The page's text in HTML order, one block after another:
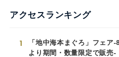
アクセスランキング
1
「地中海本まぐろ」フェア-
より期間・数量限定で販売-